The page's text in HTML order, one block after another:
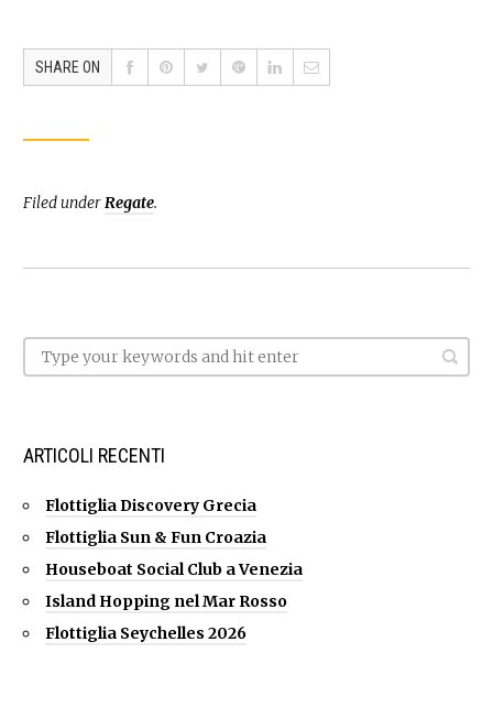
SHARE ON
Filed underRegate.
ARTICOLI RECENTI
Flottiglia Discovery Grecia
Flottiglia Sun & Fun Croazia
Houseboat Social Club a Venezia
Island Hopping nel Mar Rosso
Flottiglia Seychelles 2026